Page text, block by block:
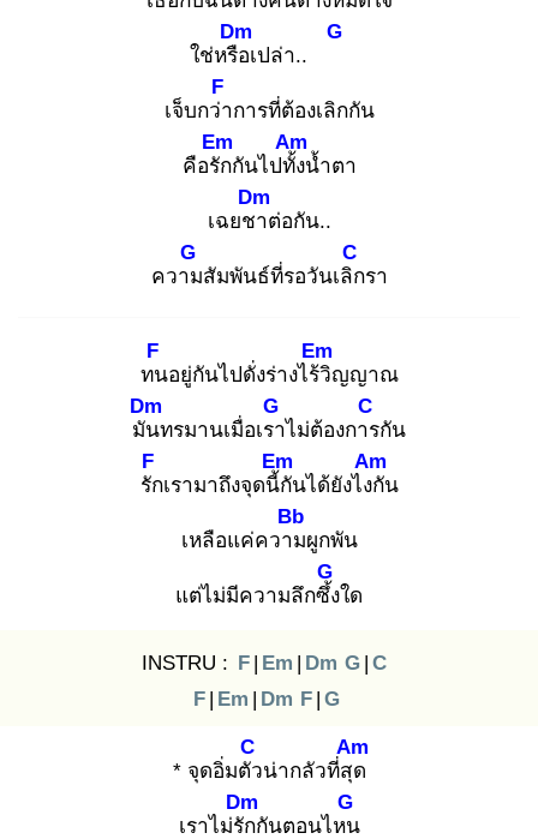
ใช่หรือ
Dm
เปล่า..
G
เจ็บกว่า
F
การที่ต้องเลิกกัน
คือรัก
Em
กันไปทั้ง
Am
น้ำตา
เฉยชา
Dm
ต่อกัน..
ความ
G
สัมพันธ์ที่รอวันเลิก
C
รา
ทน
F
อยู่กันไปดั่งร่างไร้วิ
Em
ญญาณ
มัน
Dm
ทรมานเมื่อเรา
G
ไม่ต้องการ
C
กัน
รัก
F
เรามาถึงจุดนี้กั
Em
นได้ยังไงกั
Am
น
เหลือแค่ความ
Bb
ผูกพัน
แต่ไม่มีความลึกซึ้ง
G
ใด
INSTRU : F | Em | Dm G | C
F | Em | Dm F | G
* จุดอิ่มตัว
C
น่ากลัวที่สุด
Am
เราไม่รัก
Dm
กันตอนไหน
G